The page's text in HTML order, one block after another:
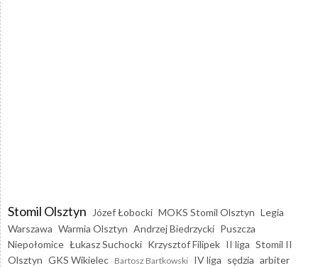
Stomil Olsztyn Józef Łobocki MOKS Stomil Olsztyn Legia
Warszawa Warmia Olsztyn Andrzej Biedrzycki Puszcza
Niepołomice Łukasz Suchocki Krzysztof Filipek II liga Stomil II
Olsztyn GKS Wikielec Bartosz Bartkowski IV liga sędzia arbiter